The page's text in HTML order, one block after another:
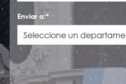
Enviar a:*